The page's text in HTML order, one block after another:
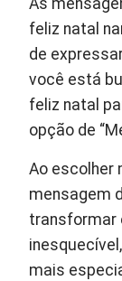
As
feliz natal
de
você está
feliz natal
opção de
Ao escolher
mensagem
transformar
mais